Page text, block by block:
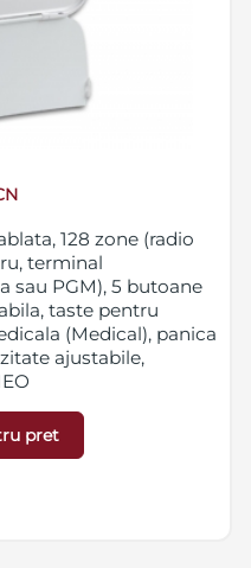
128 zone (radio
terminal
sau PGM), 5 butoane
taste pentru
(Medical), panica
ajustabile,
pret